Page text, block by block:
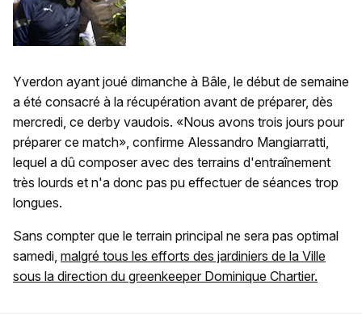
Yverdon ayant joué dimanche à Bâle, le début de semaine
a été consacré à la récupération avant de préparer, dès
mercredi, ce derby vaudois. «Nous avons trois jours pour
préparer ce match», confirme Alessandro Mangiarratti,
lequel a dû composer avec des terrains d'entraînement
très lourds et n'a donc pas pu effectuer de séances trop
longues.
Sans compter que le terrain principal ne sera pas optimal
samedi, malgré tous les efforts des jardiniers de la Ville
sous la direction du greenkeeper Dominique Chartier.